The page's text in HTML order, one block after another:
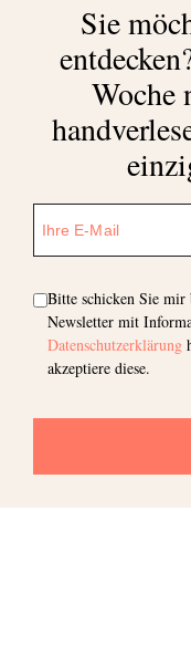
Sie
Woche
Bitte schicken Sie
Newsletter mit
Datenschutzerklärung
akzeptiere diese.